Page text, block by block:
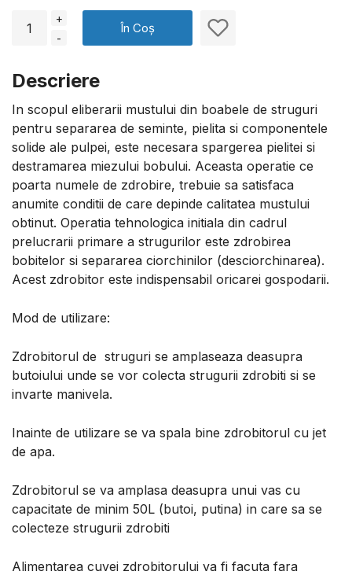
+
-
În Coș
Descriere
In scopul eliberarii mustului din boabele de struguri
pentru separarea de seminte, pielita si componentele
solide ale pulpei, este necesara spargerea pielitei si
destramarea miezului bobului. Aceasta operatie ce
poarta numele de zdrobire, trebuie sa satisfaca
anumite conditii de care depinde calitatea mustului
obtinut. Operatia tehnologica initiala din cadrul
prelucrarii primare a strugurilor este zdrobirea
bobitelor si separarea ciorchinilor (desciorchinarea).
Acest zdrobitor este indispensabil oricarei gospodarii.
Mod de utilizare:
Zdrobitorul de struguri se amplaseaza deasupra
butoiului unde se vor colecta strugurii zdrobiti si se
invarte manivela.
Inainte de utilizare se va spala bine zdrobitorul cu jet
de apa.
Zdrobitorul se va amplasa deasupra unui vas cu
capacitate de minim 50L (butoi, putina) in care sa se
colecteze strugurii zdrobiti
Alimentarea cuvei zdrobitorului va fi facuta fara